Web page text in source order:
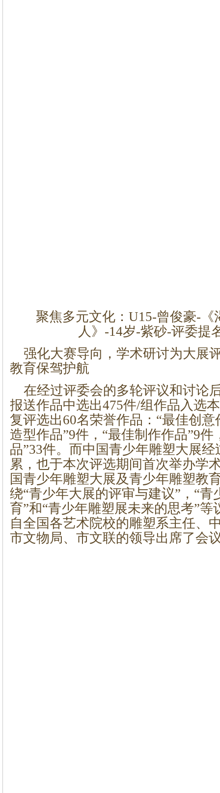
聚焦多元文化：U15-曾俊豪-《
人》-14岁-紫砂-评委提
强化大赛导向，学术研讨为大展
教育保驾护航
在经过评委会的多轮评议和讨论
报送作品中选出475件/组作品入选
复评选出60名荣誉作品：“最佳创意
造型作品”9件，“最佳制作作品”9件
品”33件。而中国青少年雕塑大展
累，也于本次评选期间首次举办学
国青少年雕塑大展及青少年雕塑教
绕“青少年大展的评审与建议”，“青
育”和“青少年雕塑展未来的思考”
自全国各艺术院校的雕塑系主任、
市文物局、市文联的领导出席了会